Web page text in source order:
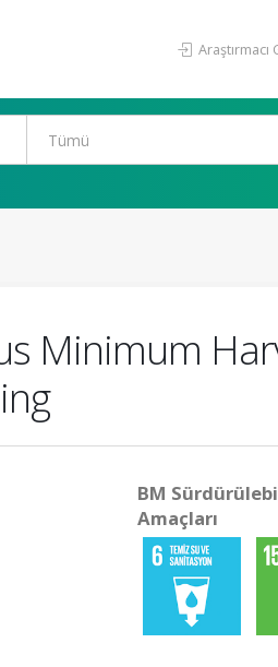
Araştırmacı
Minimum
BM
Amaçları